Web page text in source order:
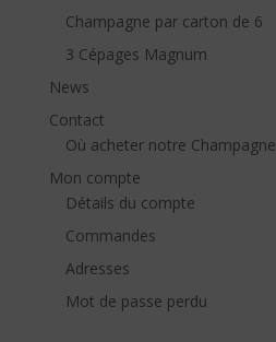
Champagne par carton de 6
3 Cépages Magnum
News
Contact
Où acheter notre Champagne
Mon compte
Détails du compte
Commandes
Adresses
Mot de passe perdu